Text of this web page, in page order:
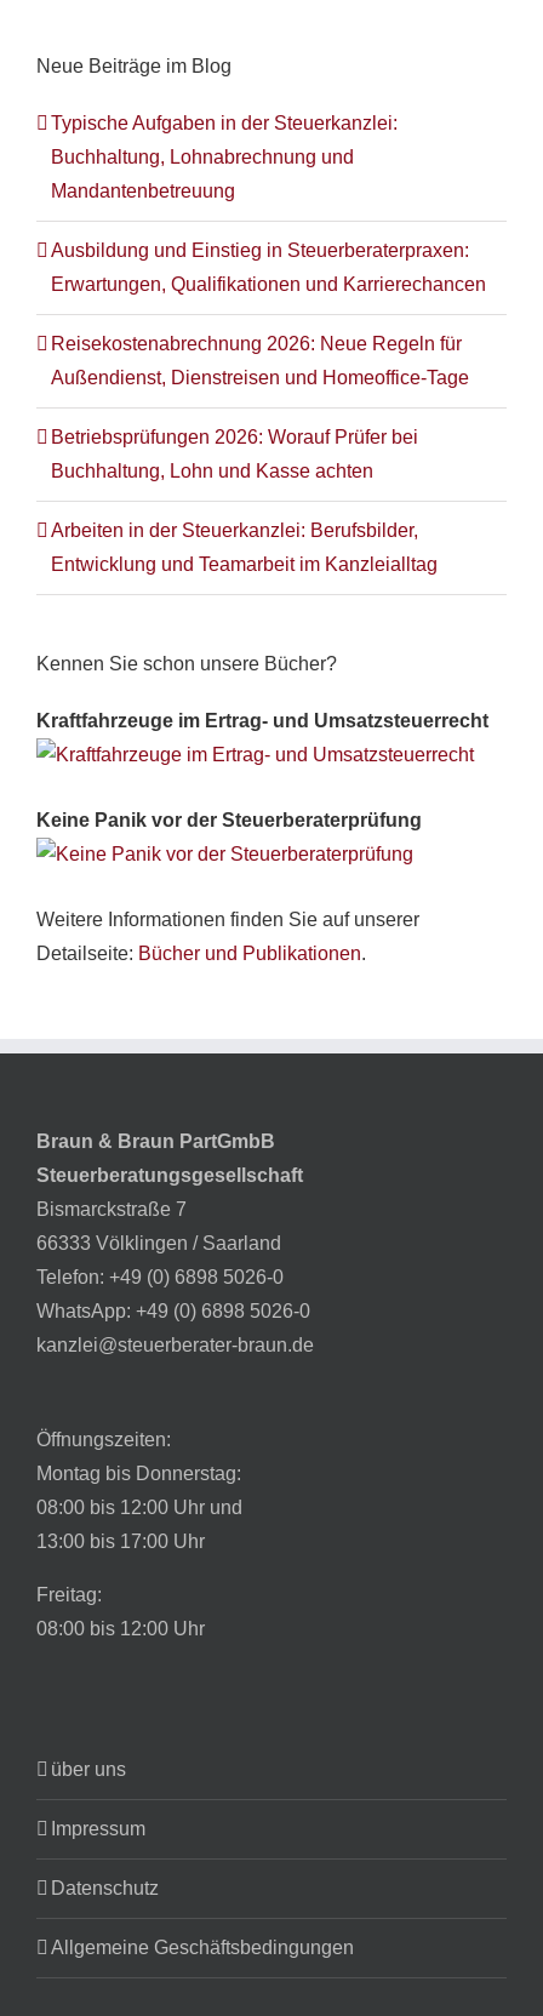
Neue Beiträge im Blog
Typische Aufgaben in der Steuerkanzlei:
Buchhaltung, Lohnabrechnung und
Mandantenbetreuung
Ausbildung und Einstieg in Steuerberaterpraxen:
Erwartungen, Qualifikationen und Karrierechancen
Reisekostenabrechnung 2026: Neue Regeln für
Außendienst, Dienstreisen und Homeoffice-Tage
Betriebsprüfungen 2026: Worauf Prüfer bei
Buchhaltung, Lohn und Kasse achten
Arbeiten in der Steuerkanzlei: Berufsbilder,
Entwicklung und Teamarbeit im Kanzleialltag
Kennen Sie schon unsere Bücher?
Kraftfahrzeuge im Ertrag- und Umsatzsteuerrecht
Keine Panik vor der Steuerberaterprüfung
Weitere Informationen finden Sie auf unserer
Detailseite: Bücher und Publikationen.
Braun & Braun PartGmbB
Steuerberatungsgesellschaft
Bismarckstraße 7
66333 Völklingen / Saarland
Telefon: +49 (0) 6898 5026-0
WhatsApp: +49 (0) 6898 5026-0
kanzlei@steuerberater-braun.de
Öffnungszeiten:
Montag bis Donnerstag:
08:00 bis 12:00 Uhr und
13:00 bis 17:00 Uhr
Freitag:
08:00 bis 12:00 Uhr
über uns
Impressum
Datenschutz
Allgemeine Geschäftsbedingungen